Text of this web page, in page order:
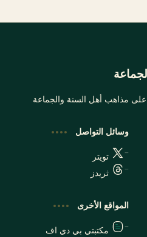
على مذاهب أهل السنة والجماعة
وسائل التواصل
تويتر
ثريدز
المواقع الأخرى
مكتبتي بي دي اف